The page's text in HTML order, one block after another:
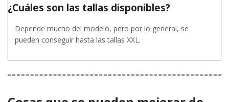
¿Cuáles son las tallas disponibles?
Depende mucho del modelo, pero por lo general, se
pueden conseguir hasta las tallas XXL.